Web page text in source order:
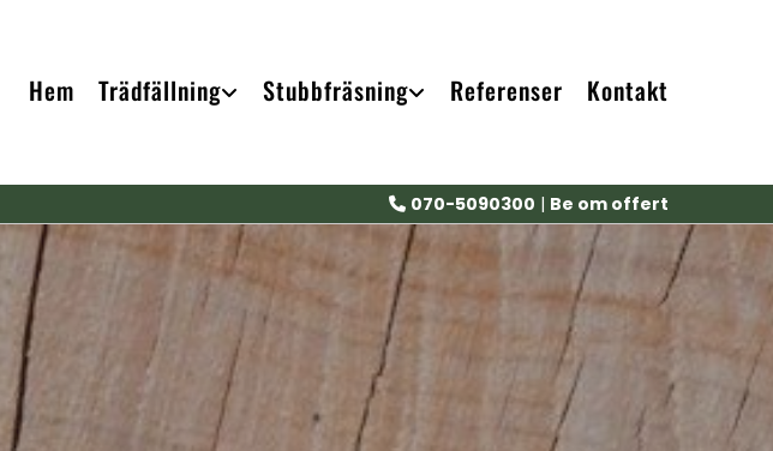
Hem Trädfällning Stubbfräsning Referenser Kontakt
 070-5090300 | Be om offert